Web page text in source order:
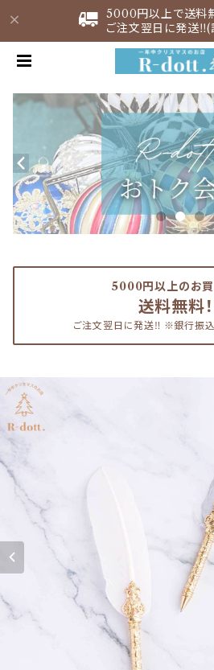
5000円以上で送料
ご注文翌日に発送‼︎(
5000円以上のお
送料無料！
ご注文翌日に発送‼︎ ※銀行振